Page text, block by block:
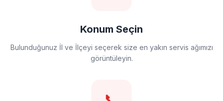
Konum Seçin
Bulunduğunuz İl ve İlçeyi seçerek size en yakın servis ağımızı
görüntüleyin.